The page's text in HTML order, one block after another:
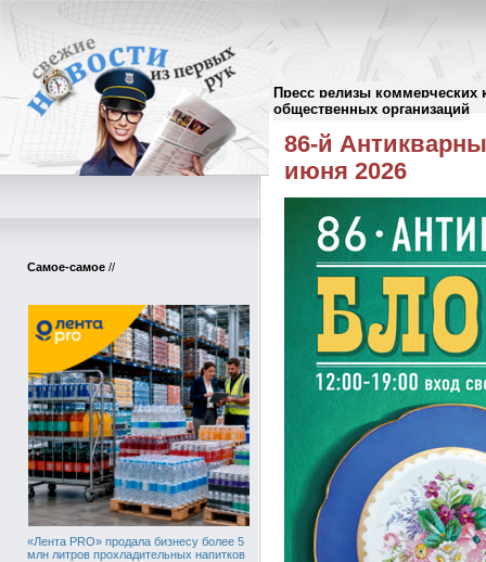
Пресс релизы коммерческих
общественных организаций
Самое-самое //
«Лента PRO» продала бизнесу более 5
млн литров прохладительных напитков
Пресс-релизы//
86-й
июня 2026